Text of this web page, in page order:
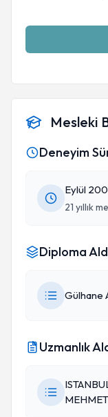
Mesleki
Deneyim
Eylül
21 yıllık
Diploma
Gülhane
Uzmanlık